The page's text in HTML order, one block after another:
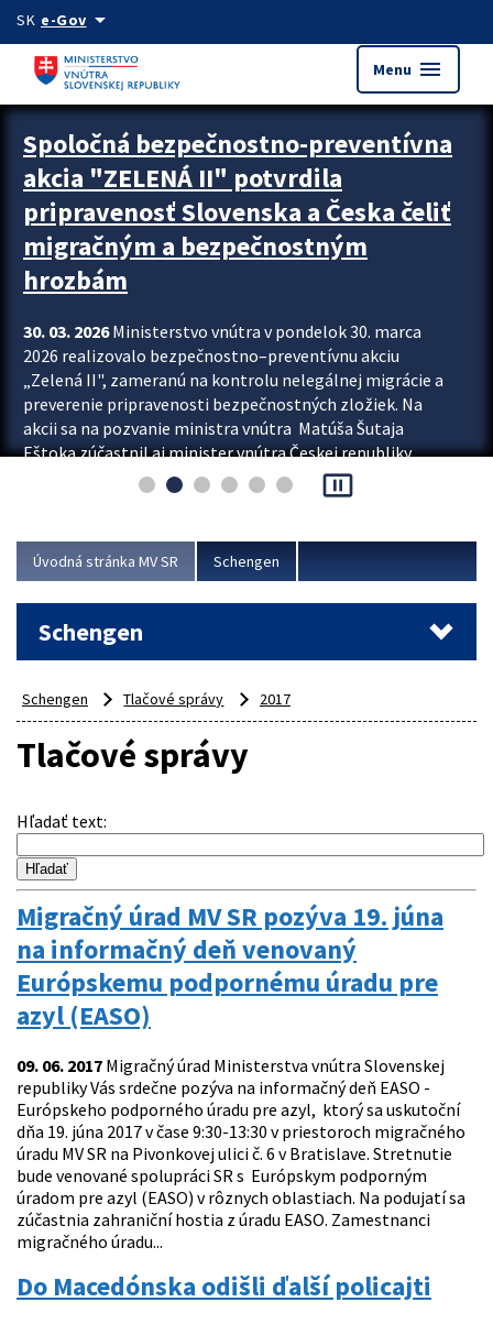
Preskocit na hlavný obsah
SK e-Govarrow_drop_down
Menu menu
Zastavit automatický posun upútavok
Spoločná bezpečnostno-preventívna
akcia "ZELENÁ II" potvrdila
pripravenosť Slovenska a Česka čeliť
migračným a bezpečnostným
hrozbám
30. 03. 2026Ministerstvo vnútra v pondelok 30. marca
2026 realizovalo bezpečnostno–preventívnu akciu
„Zelená II", zameranú na kontrolu nelegálnej migrácie a
preverenie pripravenosti bezpečnostných zložiek. Na
akcii sa na pozvanie ministra vnútra Matúša Šutaja
Eštoka zúčastnil aj minister vnútra Českej republiky
Lubomír Metnar, spolu s ďalšími zahraničnými partnermi.
Cieľom akcie bolo posilniť kontrolné mechanizmy,
demonštrovať pripravenosť Slovenska na možné...
pause_presentation
Úvodná stránka MV SR Schengen
Schengen
Schengen Tlačové správy 2017
Tlačové správy
Hľadať text:
Migračný úrad MV SR pozýva 19. júna
na informačný deň venovaný
Európskemu podpornému úradu pre
azyl (EASO)
09. 06. 2017 Migračný úrad Ministerstva vnútra Slovenskej
republiky Vás srdečne pozýva na informačný deň EASO -
Európskeho podporného úradu pre azyl, ktorý sa uskutoční
dňa 19. júna 2017 v čase 9:30-13:30 v priestoroch migračného
úradu MV SR na Pivonkovej ulici č. 6 v Bratislave. Stretnutie
bude venované spolupráci SR s Európskym podporným
úradom pre azyl (EASO) v rôznych oblastiach. Na podujatí sa
zúčastnia zahraniční hostia z úradu EASO. Zamestnanci
migračného úradu...
Do Macedónska odišli ďalší policajti